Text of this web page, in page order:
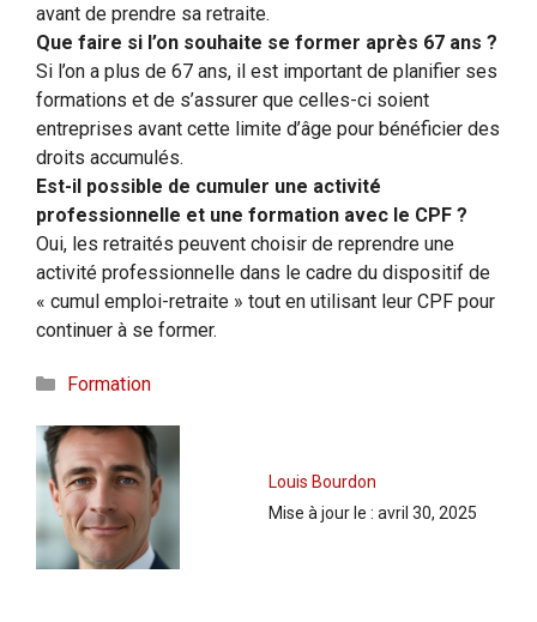
avant de prendre sa retraite.
Que faire si l’on souhaite se former après 67 ans ?
Si l’on a plus de 67 ans, il est important de planifier ses
formations et de s’assurer que celles-ci soient
entreprises avant cette limite d’âge pour bénéficier des
droits accumulés.
Est-il possible de cumuler une activité
professionnelle et une formation avec le CPF ?
Oui, les retraités peuvent choisir de reprendre une
activité professionnelle dans le cadre du dispositif de
« cumul emploi-retraite » tout en utilisant leur CPF pour
continuer à se former.
Catégories
Formation
Louis Bourdon
Mise à jour le : avril 30, 2025